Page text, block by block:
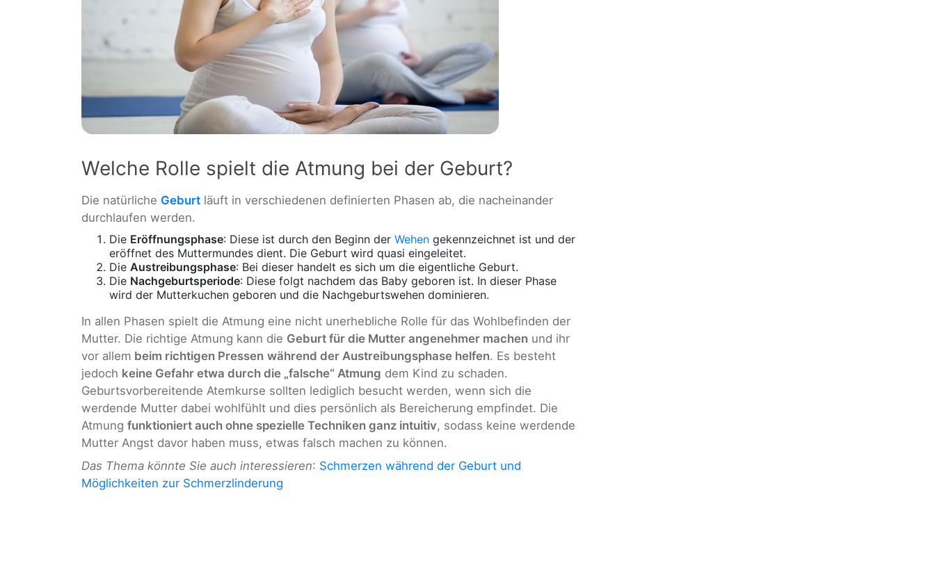
Welche Rolle spielt die Atmung bei der Geburt?
Die natürliche Geburt läuft in verschiedenen definierten Phasen ab, die nacheinander
durchlaufen werden.
Die Eröffnungsphase: Diese ist durch den Beginn der Wehen gekennzeichnet ist und der
eröffnet des Muttermundes dient. Die Geburt wird quasi eingeleitet.
Die Austreibungsphase: Bei dieser handelt es sich um die eigentliche Geburt.
Die Nachgeburtsperiode: Diese folgt nachdem das Baby geboren ist. In dieser Phase
wird der Mutterkuchen geboren und die Nachgeburtswehen dominieren.
In allen Phasen spielt die Atmung eine nicht unerhebliche Rolle für das Wohlbefinden der
Mutter. Die richtige Atmung kann die Geburt für die Mutter angenehmer machen und ihr
vor allem beim richtigen Pressen während der Austreibungsphase helfen. Es besteht
jedoch keine Gefahr etwa durch die „falsche“ Atmung dem Kind zu schaden.
Geburtsvorbereitende Atemkurse sollten lediglich besucht werden, wenn sich die
werdende Mutter dabei wohlfühlt und dies persönlich als Bereicherung empfindet. Die
Atmung funktioniert auch ohne spezielle Techniken ganz intuitiv, sodass keine werdende
Mutter Angst davor haben muss, etwas falsch machen zu können.
Das Thema könnte Sie auch interessieren: Schmerzen während der Geburt und
Möglichkeiten zur Schmerzlinderung